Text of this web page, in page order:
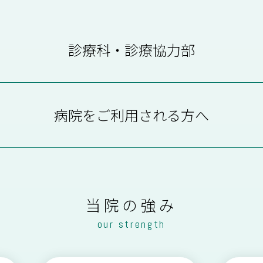
診療科・診療協力部
心療科
病院をご利用される方へ
医療相談
当院の強み
our strength